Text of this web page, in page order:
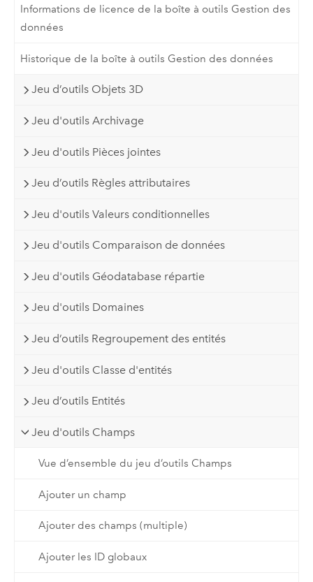
Informations de licence de la boîte à outils Gestion des
données
Historique de la boîte à outils Gestion des données
Jeu d’outils Objets 3D
Jeu d'outils Archivage
Jeu d'outils Pièces jointes
Jeu d’outils Règles attributaires
Jeu d'outils Valeurs conditionnelles
Jeu d'outils Comparaison de données
Jeu d'outils Géodatabase répartie
Jeu d'outils Domaines
Jeu d’outils Regroupement des entités
Jeu d'outils Classe d'entités
Jeu d’outils Entités
Jeu d'outils Champs
Vue d’ensemble du jeu d’outils Champs
Ajouter un champ
Ajouter des champs (multiple)
Ajouter les ID globaux